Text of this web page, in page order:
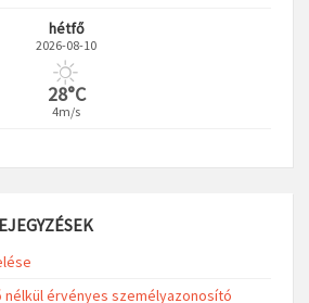
hétfő
2026-08-10
28°C
4m/s
nélkül érvényes személyazonosító